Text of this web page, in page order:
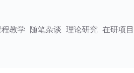
教学 随笔杂谈 理论研究 在研项目